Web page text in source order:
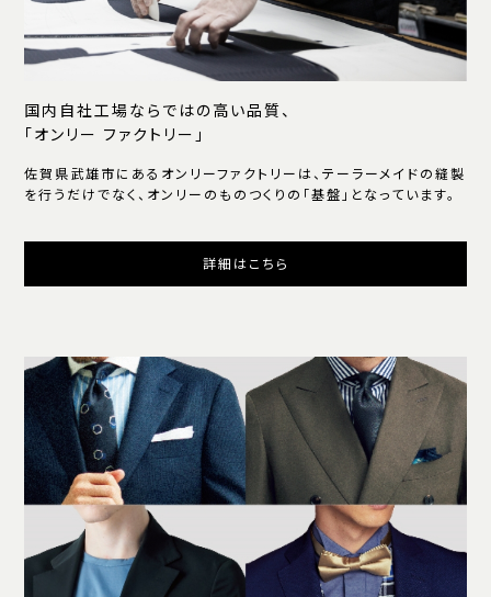
国内自社工場ならではの高い品質、
「オンリー ファクトリー」
佐賀県武雄市にあるオンリーファクトリーは、テーラーメイドの縫製
を行うだけでなく、オンリーのものつくりの「基盤」となっています。
詳細はこちら